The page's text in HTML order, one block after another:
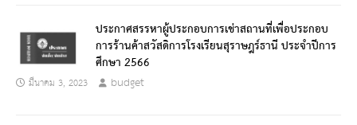
ประกาศสรรหาผู้ประกอบการเช่าสถานที่เพื่อประกอบ
การร้านค้าสวัสดิการโรงเรียนสุราษฎร์ธานี ประจำปีการ
ศึกษา 2566
มีนาคม 3, 2023 budget